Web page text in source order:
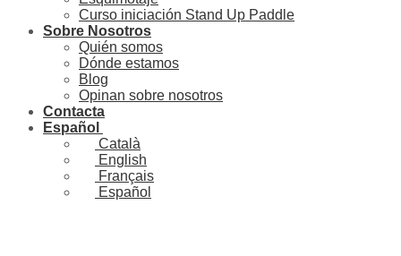
Curso iniciación Stand Up Paddle
Sobre Nosotros
Quién somos
Dónde estamos
Blog
Opinan sobre nosotros
Contacta
Español
Català
English
Français
Español